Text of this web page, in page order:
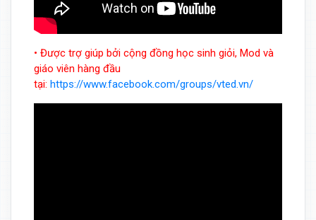
• Được trợ giúp bởi cộng đồng học sinh giỏi, Mod và
giáo viên hàng đầu
tại: https://www.facebook.com/groups/vted.vn/